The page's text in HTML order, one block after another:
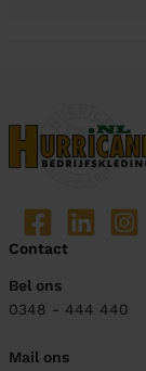
Contact
Bel ons
0348 - 444 440
Mail ons